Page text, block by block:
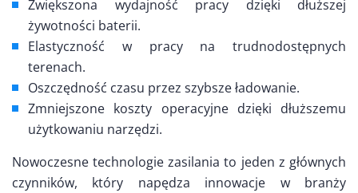
Zwiększona wydajność pracy dzięki dłuższej
żywotności baterii.
Elastyczność w pracy na trudnodostępnych
terenach.
Oszczędność czasu przez szybsze ładowanie.
Zmniejszone koszty operacyjne dzięki dłuższemu
użytkowaniu narzędzi.
Nowoczesne technologie zasilania to jeden z głównych
czynników, który napędza innowacje w branży